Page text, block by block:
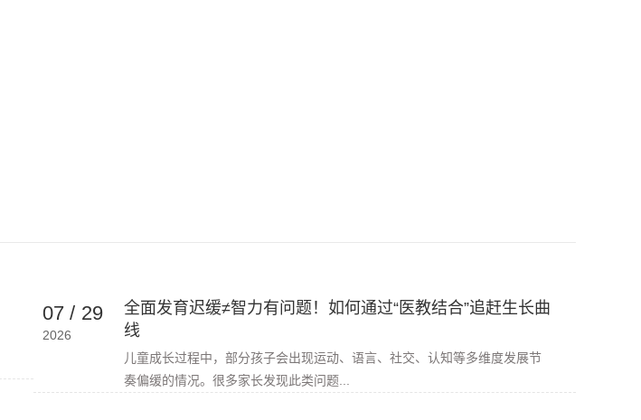
07 / 29
2026
全面发育迟缓≠智力有问题！如何通过“医教结合”追赶生长曲
线
儿童成长过程中，部分孩子会出现运动、语言、社交、认知等多维度发展节
奏偏缓的情况。很多家长发现此类问题...